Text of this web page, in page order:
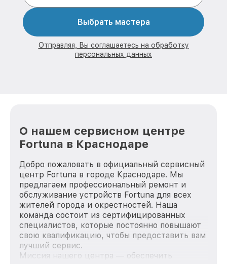
Выбрать мастера
Отправляя, Вы соглашаетесь на обработку
персональных данных
О нашем сервисном центре
Fortuna в Краснодаре
Добро пожаловать в официальный сервисный
центр Fortuna в городе Краснодаре. Мы
предлагаем профессиональный ремонт и
обслуживание устройств Fortuna для всех
жителей города и окрестностей. Наша
команда состоит из сертифицированных
специалистов, которые постоянно повышают
свою квалификацию, чтобы предоставить вам
лучший сервис.
Миссия нашего центра — обеспечить